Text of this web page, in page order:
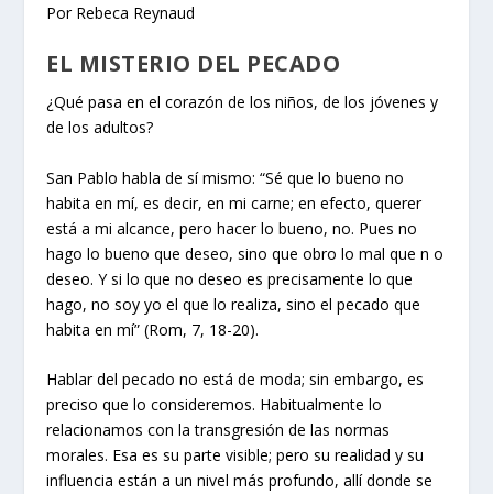
Por Rebeca Reynaud
EL MISTERIO DEL PECADO
¿Qué pasa en el corazón de los niños, de los jóvenes y
de los adultos?
San Pablo habla de sí mismo: “Sé que lo bueno no
habita en mí, es decir, en mi carne; en efecto, querer
está a mi alcance, pero hacer lo bueno, no. Pues no
hago lo bueno que deseo, sino que obro lo mal que n o
deseo. Y si lo que no deseo es precisamente lo que
hago, no soy yo el que lo realiza, sino el pecado que
habita en mí” (Rom, 7, 18-20).
Hablar del pecado no está de moda; sin embargo, es
preciso que lo consideremos. Habitualmente lo
relacionamos con la transgresión de las normas
morales. Esa es su parte visible; pero su realidad y su
influencia están a un nivel más profundo, allí donde se